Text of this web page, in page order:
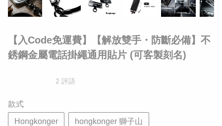
【入Code免運費】​【解放雙手・防斷必備】不
銹鋼金屬電話掛繩通用貼片 (可客製刻名)
2 評語
款式
Hongkonger hongkonger 獅子山